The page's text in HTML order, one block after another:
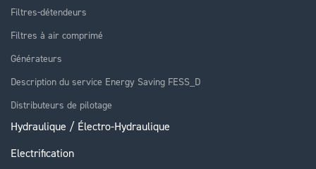
Filtres-détendeurs
Filtres à air comprimé
Générateurs
Description du service Energy Saving FESS_D
Distributeurs de pilotage
Hydraulique / Électro-Hydraulique
Electrification